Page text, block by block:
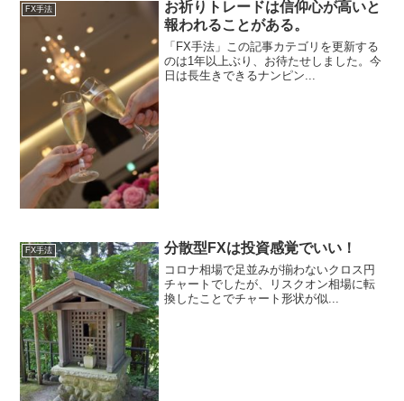
FX手法
お祈りトレードは信仰心が高いと
報われることがある。
「FX手法」この記事カテゴリを更新する
のは1年以上ぶり、お待たせしました。今
日は長生きできるナンピン...
FX手法 分散型FXは投資感覚でいい！
コロナ相場で足並みが揃わないクロス円
チャートでしたが、リスクオン相場に転
換したことでチャート形状が似...